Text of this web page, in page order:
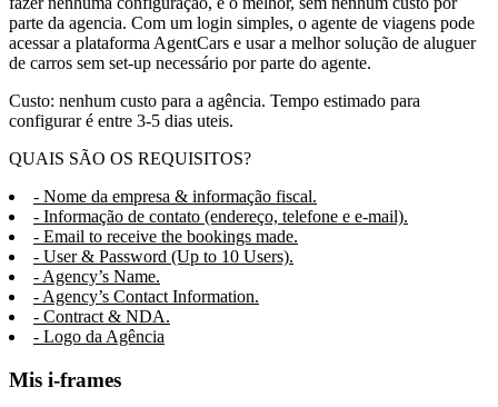
parte da agencia. Com um login simples, o agente de viagens pode
acessar a plataforma AgentCars e usar a melhor solução de aluguer
de carros sem set-up necessário por parte do agente.
Custo: nenhum custo para a agência. Tempo estimado para
configurar é entre 3-5 dias uteis.
QUAIS SÃO OS REQUISITOS?
- Nome da empresa & informação fiscal.
- Informação de contato (endereço, telefone e e-mail).
- Email to receive the bookings made.
- User & Password (Up to 10 Users).
- Agency’s Name.
- Agency’s Contact Information.
- Contract & NDA.
- Logo da Agência
Mis i-frames